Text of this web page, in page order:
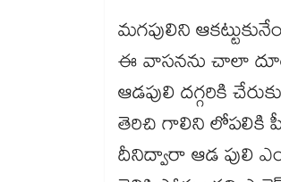
మగపులిని
ఈ వాసనను చాలా
ఆడపులి దగ్గరికి
తెరిచి గాలిని లోపలికి
దీనిద్వారా ఆడ పులి